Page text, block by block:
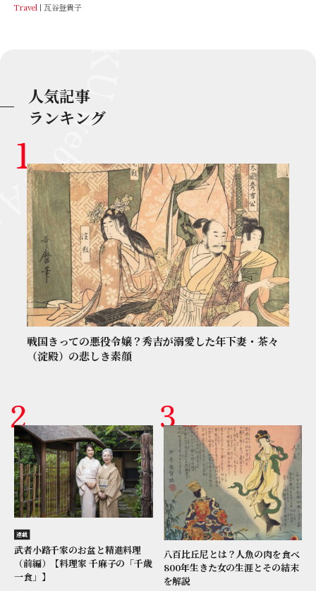
Travel 瓦谷登貴子
人気記事
ランキング
戦国きっての悪役令嬢？秀吉が溺愛した年下妻・茶々
（淀殿）の悲しき素顔
連載
武者小路千家のお盆と精進料理
（前編）【料理家 千麻子の「千歳
一食」】
八百比丘尼とは？人魚の肉を食べ
800年生きた女の生涯とその結末
を解説